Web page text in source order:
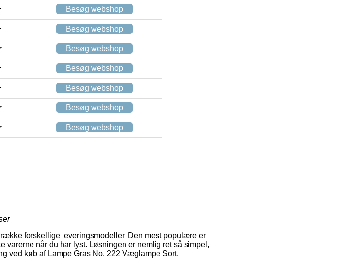
Besøg webshop
Besøg webshop
Besøg webshop
Besøg webshop
Besøg webshop
Besøg webshop
Besøg webshop
forskellige leveringsmodeller. Den mest populære er
varerne når du har lyst. Løsningen er nemlig ret så simpel,
ved køb af Lampe Gras No. 222 Væglampe Sort.